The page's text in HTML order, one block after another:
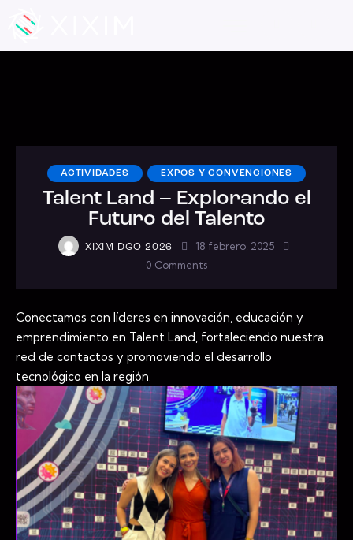
ACTIVIDADES EXPOS Y CONVENCIONES
Talent Land – Explorando el
Futuro del Talento
XIXIM DGO 2026
18 febrero, 2025
0 Comments
Conectamos con líderes en innovación, educación y
emprendimiento en Talent Land, fortaleciendo nuestra
red de contactos y promoviendo el desarrollo
tecnológico en la región.